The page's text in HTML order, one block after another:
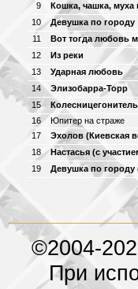
9
Кошка, чашка, муха
10
Девушка по городу
11
Вот тогда любовь
12
Из реки
13
Ударная любовь
14
Элизобарра-Торр
15
Колесницегонитель
16
Юпитер на страже
17
Эхолов (Киевская
18
Настасья (с
19
Девушка по городу
©2004-
При